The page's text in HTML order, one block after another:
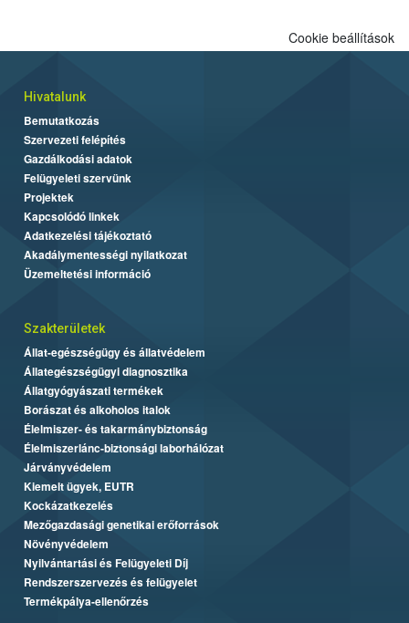
Cookie beállítások
Hivatalunk
Bemutatkozás
Szervezeti felépítés
Gazdálkodási adatok
Felügyeleti szervünk
Projektek
Kapcsolódó linkek
Adatkezelési tájékoztató
Akadálymentességi nyilatkozat
Üzemeltetési információ
Szakterületek
Állat-egészségügy és állatvédelem
Állategészségügyi diagnosztika
Állatgyógyászati termékek
Borászat és alkoholos italok
Élelmiszer- és takarmánybiztonság
Élelmiszerlánc-biztonsági laborhálózat
Járványvédelem
Kiemelt ügyek, EUTR
Kockázatkezelés
Mezőgazdasági genetikai erőforrások
Növényvédelem
Nyilvántartási és Felügyeleti Díj
Rendszerszervezés és felügyelet
Termékpálya-ellenőrzés